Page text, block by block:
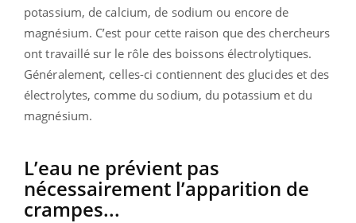
potassium, de calcium, de sodium ou encore de
magnésium. C’est pour cette raison que des chercheurs
ont travaillé sur le rôle des boissons électrolytiques.
Généralement, celles-ci contiennent des glucides et des
électrolytes, comme du sodium, du potassium et du
magnésium.
L’eau ne prévient pas
nécessairement l’apparition de
crampes...